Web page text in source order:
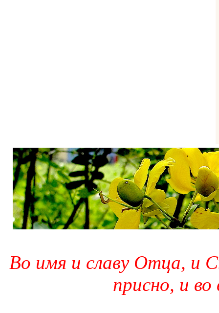
Во имя и славу Отца, и
присно, и во